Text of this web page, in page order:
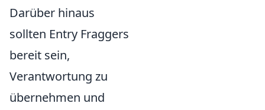
Darüber hinaus
sollten Entry Fraggers
bereit sein,
Verantwortung zu
übernehmen und